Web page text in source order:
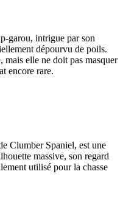
garou, intrigue par son
dépourvu de poils.
mais elle ne doit pas masquer
encore rare.
Clumber Spaniel, est une
massive, son regard
utilisé pour la chasse